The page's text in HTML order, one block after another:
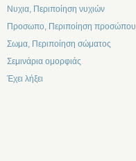
Νυχια, Περιποίηση νυχιών
Προσωπο, Περιποίηση προσώπου
Σωμα, Περιποίηση σώματος
Σεμινάρια ομορφιάς
Έχει λήξει